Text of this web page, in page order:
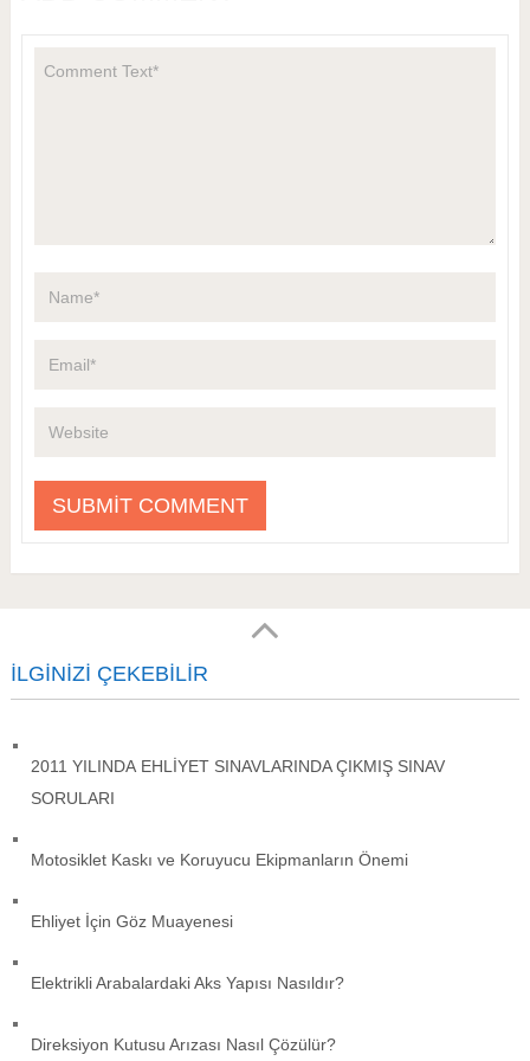
İLGINIZI ÇEKEBILIR
2011 YILINDA EHLİYET SINAVLARINDA ÇIKMIŞ SINAV
SORULARI
Motosiklet Kaskı ve Koruyucu Ekipmanların Önemi
Ehliyet İçin Göz Muayenesi
Elektrikli Arabalardaki Aks Yapısı Nasıldır?
Direksiyon Kutusu Arızası Nasıl Çözülür?